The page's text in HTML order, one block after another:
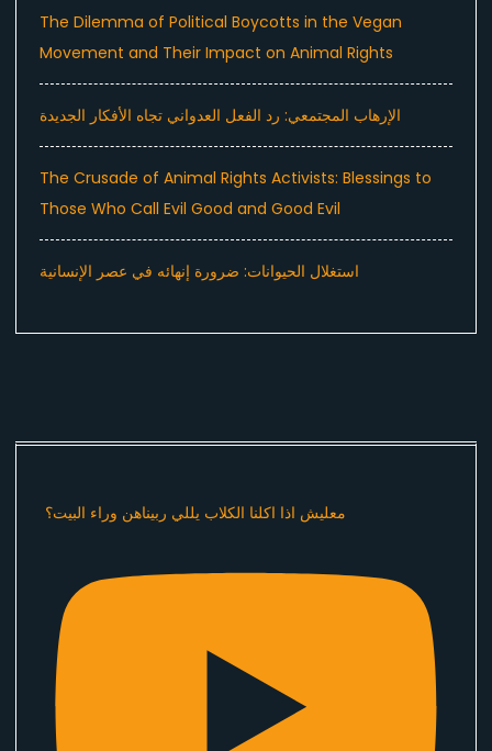
The Dilemma of Political Boycotts in the Vegan
Movement and Their Impact on Animal Rights
الإرهاب المجتمعي: رد الفعل العدواني تجاه الأفكار الجديدة
The Crusade of Animal Rights Activists: Blessings to
Those Who Call Evil Good and Good Evil
استغلال الحيوانات: ضرورة إنهائه في عصر الإنسانية
معليش اذا اكلنا الكلاب يللي ربيناهن وراء البيت؟